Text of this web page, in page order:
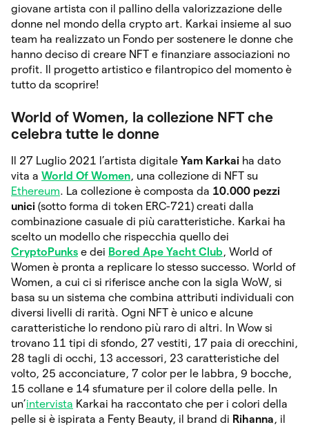
giovane artista con il pallino della valorizzazione delle
donne nel mondo della crypto art. Karkai insieme al suo
team ha realizzato un Fondo per sostenere le donne che
hanno deciso di creare NFT e finanziare associazioni no
profit. Il progetto artistico e filantropico del momento è
tutto da scoprire!
World of Women, la collezione NFT che
celebra tutte le donne
Il 27 Luglio 2021 l’artista digitale Yam Karkai ha dato
vita a World Of Women, una collezione di NFT su
Ethereum. La collezione è composta da 10.000 pezzi
unici (sotto forma di token ERC-721) creati dalla
combinazione casuale di più caratteristiche. Karkai ha
scelto un modello che rispecchia quello dei
CryptoPunks e dei Bored Ape Yacht Club, World of
Women è pronta a replicare lo stesso successo. World of
Women, a cui ci si riferisce anche con la sigla WoW, si
basa su un sistema che combina attributi individuali con
diversi livelli di rarità. Ogni NFT è unico e alcune
caratteristiche lo rendono più raro di altri. In Wow si
trovano 11 tipi di sfondo, 27 vestiti, 17 paia di orecchini,
28 tagli di occhi, 13 accessori, 23 caratteristiche del
volto, 25 acconciature, 7 color per le labbra, 9 bocche,
15 collane e 14 sfumature per il colore della pelle. In
un’intervista Karkai ha raccontato che per i colori della
pelle si è ispirata a Fenty Beauty, il brand di Rihanna, il